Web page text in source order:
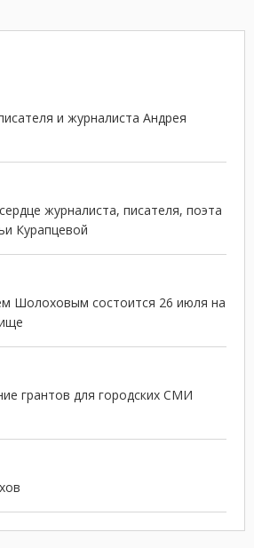
и журналиста Андрея
журналиста, писателя, поэта
Курапцевой
Шолоховым состоится 26 июля на
грантов для городских СМИ